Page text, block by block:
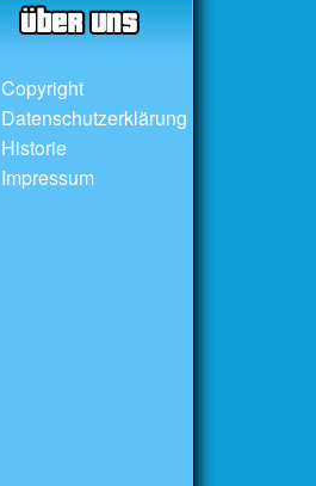
Copyright
Datenschutzerklärung
Historie
Impressum